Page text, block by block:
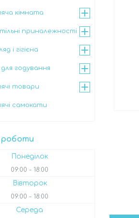
кімната
приналежності
і гігієна
годування
товари
самокати
роботи
Понеділок
09:00 18:00
Вівторок
09:00 18:00
Середа